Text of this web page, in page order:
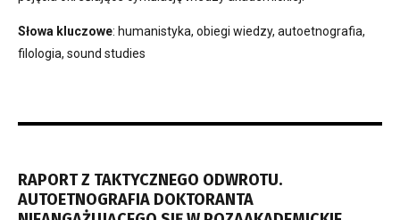
Słowa kluczowe: humanistyka, obiegi wiedzy, autoetnografia,
filologia, sound studies
RAPORT Z TAKTYCZNEGO ODWROTU.
AUTOETNOGRAFIA DOKTORANTA